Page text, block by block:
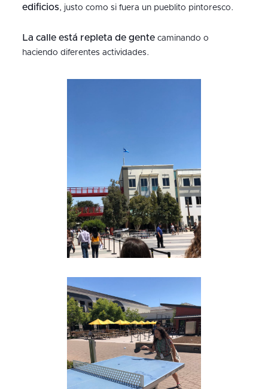
edificios, justo como si fuera un pueblito pintoresco.
La calle está repleta de gentecaminando o
haciendo diferentes actividades.